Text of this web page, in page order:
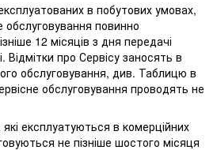
в побутових умовах,
обслуговування повинно
12 місяців з дня передачі
Відмітки про Сервісу заносять в
обслуговування, див. Таблицю в
обслуговування проводять не
експлуатуються в комерційних
не пізніше шостого місяця